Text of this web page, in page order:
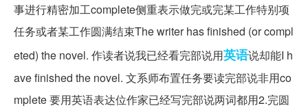
事进行精密加工complete侧重表示做完或完某工作特别项
任务或者某工作圆满结束The writer has finished (or compl
eted) the novel. 作读者说我已经看完部说用英语说却能I h
ave finished the novel. 文系师布置任务要读完部说非用co
mplete 要用英语表达位作家已经写完部说两词都用2.完圆